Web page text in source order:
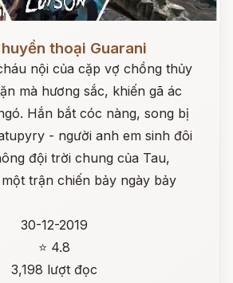
thoại Guarani
nội của cặp vợ chồng thủy
mà hương sắc, khiến gã ác
Hắn bắt cóc nàng, song bị
- người anh em sinh đôi
đội trời chung của Tau,
trận chiến bảy ngày bảy
30-12-2019
⭐ 4.8
3,198 lượt đọc